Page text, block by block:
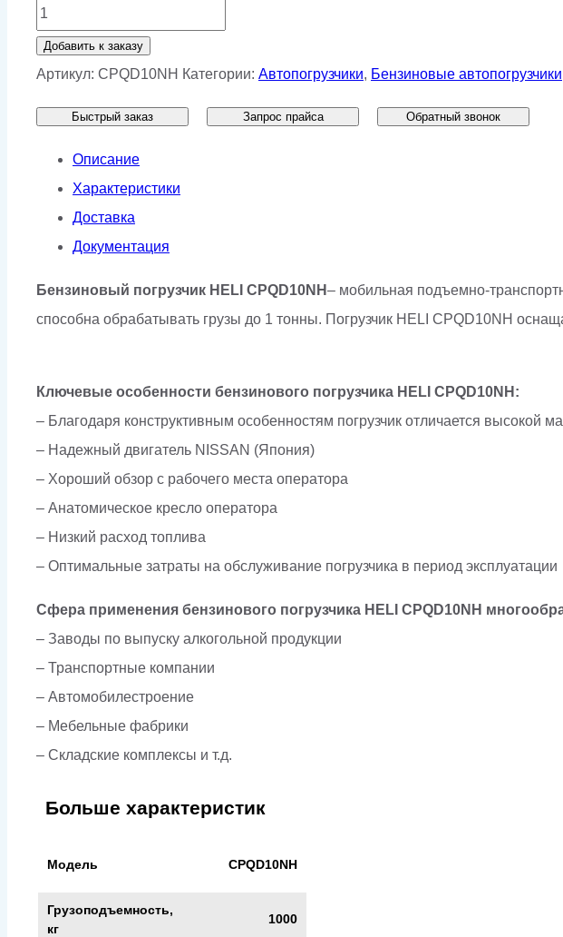
Количество
товара
Бензиновый
1,0
HELI
CPQD10NH
Добавить к заказу
Артикул: CPQD10NH Категории: Автопогрузчики, Бензиновые автопогрузчики
Быстрый заказ Запрос прайса Обратный звонок
Описание
Характеристики
Доставка
Документация
Бензиновый погрузчик HELI CPQD10NH– мобильная подъемно-
способна обрабатывать грузы до 1 тонны. Погрузчик HELI CPQD10NH
Ключевые особенности бензинового погрузчика HELI CPQD10NH :
– Благодаря конструктивным особенностям погрузчик отличается высокой
– Надежный двигатель NISSAN (Япония)
– Хороший обзор c рабочего места оператора
– Анатомическое кресло оператора
– Низкий расход топлива
– Оптимальные затраты на обслуживание погрузчика в период эксплуатации
Сфера применения бензинового погрузчика HELI CPQD10NH
– Заводы по выпуску алкогольной продукции
– Транспортные компании
– Автомобилестроение
– Мебельные фабрики
– Складские комплексы и т.д.
Больше характеристик
Модель CPQD10NH
Грузоподъемность,
кг
1000